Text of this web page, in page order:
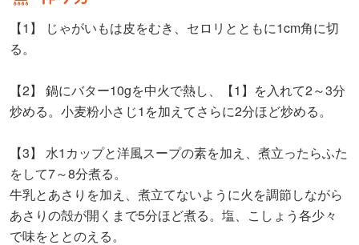
【1】
じゃがいもは皮をむき、セロリとともに1cm角に切
る。
【2】 鍋にバター10gを中火で熱し、【1】を入れて2～3分
炒める。小麦粉小さじ1を加えてさらに2分ほど炒める。
【3】 水1カップと洋風スープの素を加え、煮立ったらふた
をして7～8分煮る。
牛乳とあさりを加え、煮立てないように火を調節しながら
あさりの殻が開くまで5分ほど煮る。塩、こしょう各少々
で味をととのえる。